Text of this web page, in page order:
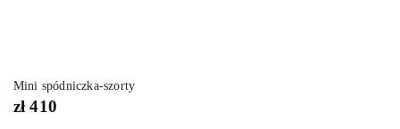
Mini spódniczka-szorty
zł410